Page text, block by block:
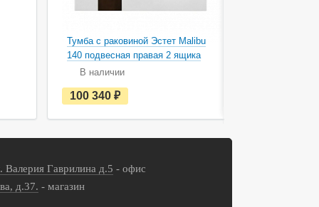
Тумба с раковиной Эстет Malibu
140 подвесная правая 2 ящика
В наличии
е
с
в
л
100 340
Валерия Гаврилина д.5 - офис
д.37. - магазин